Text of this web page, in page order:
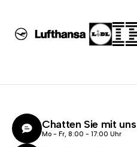
Chatten Sie mit uns
Mo - Fr, 8:00 - 17:00 Uhr